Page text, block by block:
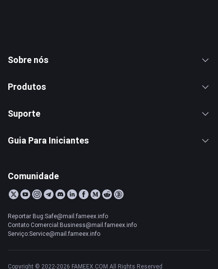
Sobre nós
Produtos
Suporte
Guia Para Iniciantes
Comunidade
Reportar Bug:Safe@mail.fameex.info
Contato Comercial:Business@mail.fameex.info
Serviço:Service@mail.fameex.info
Copyright © 2022-2026 FAMEEX.COM All Rights Reserved